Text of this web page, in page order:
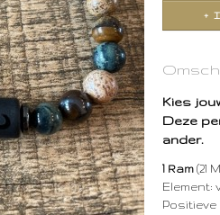
Kies
Deze
ander.
1 Ram (21
Element: